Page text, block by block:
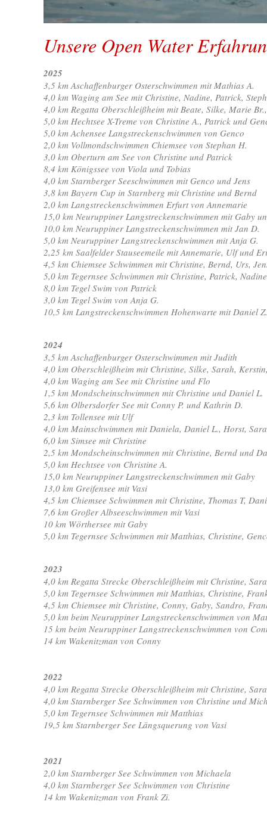
Unsere Open Water
2025
3,5 km Aschaffenburger Osterschwimmen mit Mathias A.
4,0 km Waging am See mit Christine, Nadine, Patrick,
4,0 km Regatta Oberschleißheim mit Beate, Silke, Marie
5,0 km Hechtsee X-Treme von Christine A., Patrick und
5,0 km Achensee Langstreckenschwimmen von Genco
2,0 km Vollmondschwimmen Chiemsee von Stephan H.
3,0 km Oberturn am See von Christine und Patrick
8,4 km Königssee von Viola und Tobias
4,0 km Starnberger Seeschwimmen mit Genco und Jens
3,8 km Bayern Cup in Starnberg mit Christine und Bernd
2,0 km Langstreckenschwimmen Erfurt von Annemarie
15,0 km Neuruppiner Langstreckenschwimmen mit Gaby
10,0 km Neuruppiner Langstreckenschwimmen mit Jan D.
5,0 km Neuruppiner Langstreckenschwimmen mit Anja G.
2,25 km Saalfelder Stauseemeile mit Annemarie, Ulf und
4,5 km Chiemsee Schwimmen mit Christine, Bernd, Urs,
5,0 km Tegernsee Schwimmen mit Christine, Patrick,
8,0 km Tegel Swim von Patrick
3,0 km Tegel Swim von Anja G.
10,5 km Langstreckenschwimmen Hohenwarte mit Daniel
2024
3,5 km Aschaffenburger Osterschwimmen mit Judith
4,0 km Oberschleißheim mit Christine, Silke, Sarah,
4,0 km Waging am See mit Christine und Flo
1,5 km Mondscheinschwimmen mit Christine und Daniel L.
5,6 km Olbersdorfer See mit Conny P. und Kathrin D.
2,3 km Tollensee mit Ulf
4,0 km Mainschwimmen mit Daniela, Daniel L., Horst,
6,0 km Simsee mit Christine
2,5 km Mondscheinschwimmen mit Christine, Bernd und
5,0 km Hechtsee von Christine A.
15,0 km Neuruppiner Langstreckenschwimmen mit Gaby
13,0 km Greifensee mit Vasi
4,5 km Chiemsee Schwimmen mit Christine, Thomas T,
7,6 km Großer Albseeschwimmen mit Vasi
10 km Wörthersee mit Gaby
5,0 km Tegernsee Schwimmen mit Matthias, Christine,
2023
4,0 km Regatta Strecke Oberschleißheim mit Christine,
5,0 km Tegernsee Schwimmen mit Matthias, Christine,
4,5 km Chiemsee mit Christine, Conny, Gaby, Sandro,
5,0 km beim Neuruppiner Langstreckenschwimmen von
15 km beim Neuruppiner Langstreckenschwimmen von
14 km Wakenitzman von Conny
2022
4,0 km Regatta Strecke Oberschleißheim mit Christine,
4,0 km Starnberger See Schwimmen von Christine und
5,0 km Tegernsee Schwimmen mit Matthias
19,5 km Starnberger See Längsquerung von Vasi
2021
2,0 km Starnberger See Schwimmen von Michaela
4,0 km Starnberger See Schwimmen von Christine
14 km Wakenitzman von Frank Zi.